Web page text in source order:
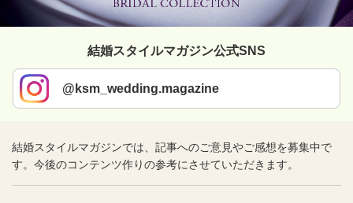
結婚スタイルマガジン公式SNS
@ksm_wedding.magazine
結婚スタイルマガジンでは、記事へのご意見やご感想を募集中で
す。今後のコンテンツ作りの参考にさせていただきます。